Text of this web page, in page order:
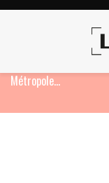
Actualité: Edito
Métropole…